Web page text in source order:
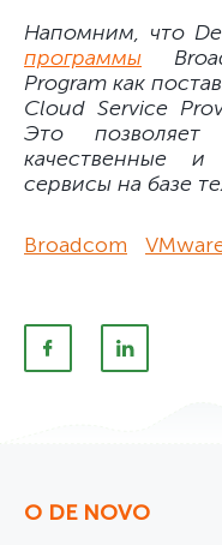
Напомним, что De
программы
Program как
Cloud Service
Это позволяет
качественные и
сервисы на базе
Broadcom
О DE NOVO